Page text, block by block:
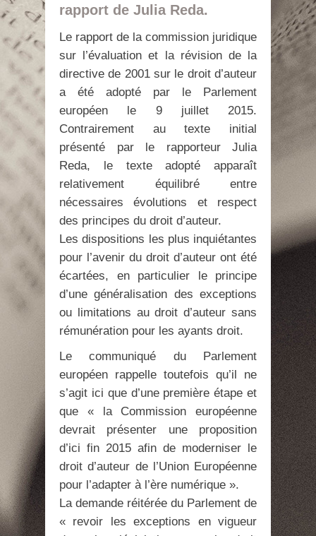
rapport de Julia Reda.
Le rapport de la commission juridique
sur l’évaluation et la révision de la
directive de 2001 sur le droit d’auteur
a été adopté par le Parlement
européen le 9 juillet 2015.
Contrairement au texte initial
présenté par le rapporteur Julia
Reda, le texte adopté apparaît
relativement équilibré entre
nécessaires évolutions et respect
des principes du droit d’auteur.
Les dispositions les plus inquiétantes
pour l’avenir du droit d’auteur ont été
écartées, en particulier le principe
d’une généralisation des exceptions
ou limitations au droit d’auteur sans
rémunération pour les ayants droit.
Le communiqué du Parlement
européen rappelle toutefois qu’il ne
s’agit ici que d’une première étape et
que « la Commission européenne
devrait présenter une proposition
d’ici fin 2015 afin de moderniser le
droit d’auteur de l’Union Européenne
pour l’adapter à l’ère numérique ».
La demande réitérée du Parlement de
« revoir les exceptions en vigueur